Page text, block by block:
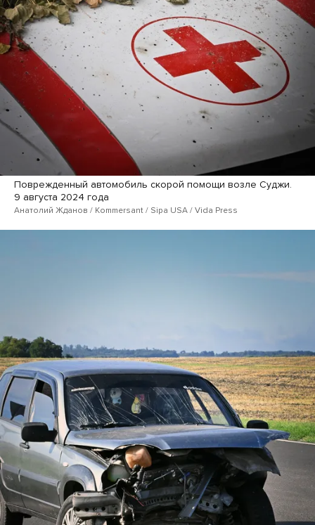
Поврежденный автомобиль скорой помощи возле Суджи.
9 августа 2024 года
Анатолий Жданов / Kommersant / Sipa USA / Vida Press